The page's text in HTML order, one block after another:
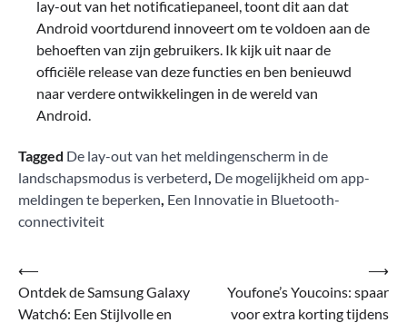
lay-out van het notificatiepaneel, toont dit aan dat
Android voortdurend innoveert om te voldoen aan de
behoeften van zijn gebruikers. Ik kijk uit naar de
officiële release van deze functies en ben benieuwd
naar verdere ontwikkelingen in de wereld van
Android.
Tagged De lay-out van het meldingenscherm in de
landschapsmodus is verbeterd De mogelijkheid om app-
meldingen te beperken Een Innovatie in Bluetooth-
connectiviteit
Bericht
navigatie
⟵
Ontdek de Samsung Galaxy
Watch6: Een Stijlvolle en
Youfone’s Youcoins: spaar
voor extra korting tijdens
⟶